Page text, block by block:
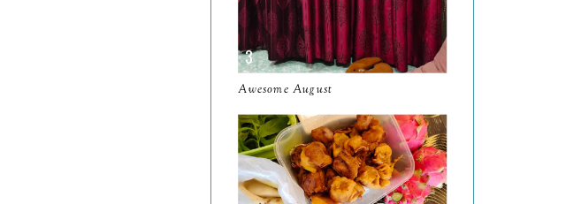
December 19
November 12
October
September13
August9
July12
Awesome August